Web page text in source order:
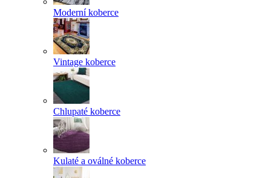
Moderní koberce
Vintage koberce
Chlupaté koberce
Kulaté a oválné koberce